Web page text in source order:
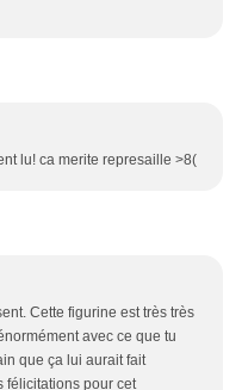
lu! ca merite represaille >8(
Cette figurine est très très
avec ce que tu
que ça lui aurait fait
félicitations pour cet